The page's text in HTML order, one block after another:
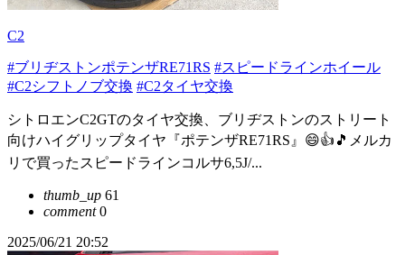
C2
#ブリヂストンポテンザRE71RS #スピードラインホイール
#C2シフトノブ交換 #C2タイヤ交換
シトロエンC2GTのタイヤ交換、ブリヂストンのストリート
向けハイグリップタイヤ『ポテンザRE71RS』😄👍🎵メルカ
リで買ったスピードラインコルサ6,5J/...
thumb_up 61
comment0
2025/06/21 20:52